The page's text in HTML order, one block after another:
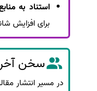
استناد به
برای افزایش
سخن
در مسیر انتشار